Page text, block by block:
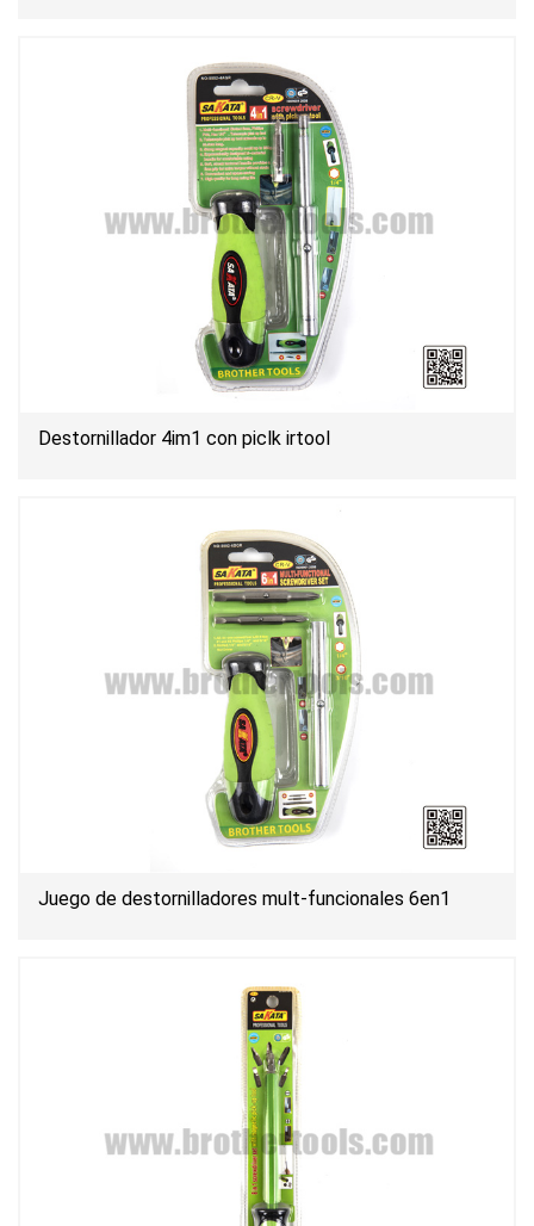
Destornillador 4im1 con piclk irtool
Juego de destornilladores mult-funcionales 6en1